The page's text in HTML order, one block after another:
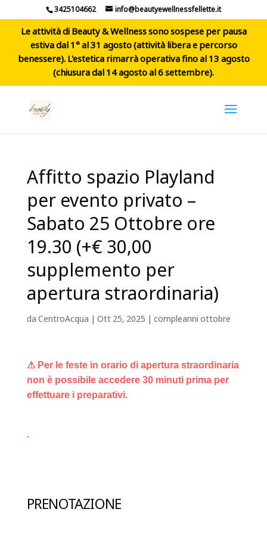
3425104662 info@beautyewellnessfellette.it
Le attività di Beauty & Wellness sono sospese per pausa
estiva dal 1° al 31 agosto (attività libera e percorso
benessere). L'estetica rimarrà operativa fino al 13 agosto
(chiusura dal 14 agosto al 6 settembre).
Affitto spazio Playland
per evento privato –
Sabato 25 Ottobre ore
19.30 (+€ 30,00
supplemento per
apertura straordinaria)
daCentroAcqua | Ott 25, 2025 | compleanni ottobre
⚠ Per le feste in orario di apertura straordinaria
non è possibile accedere 30 minuti prima per
effettuare i preparativi.
.
PRENOTAZIONE